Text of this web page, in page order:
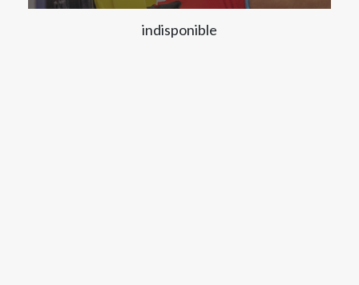
indisponible